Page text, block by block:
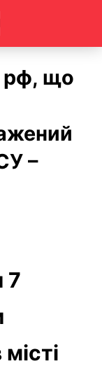
рф, що
–
7